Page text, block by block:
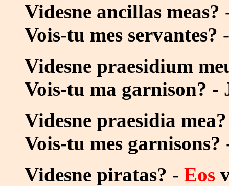
Videsne ancillas meas?
Vois-tu mes servantes?
Videsne praesidium
Vois-tu ma garnison? -
Videsne praesidia
Vois-tu mes
Videsne piratas? - Eos